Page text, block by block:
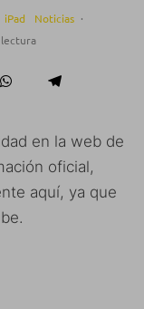
iPad Noticias ·
en la web de
oficial,
aquí, ya que